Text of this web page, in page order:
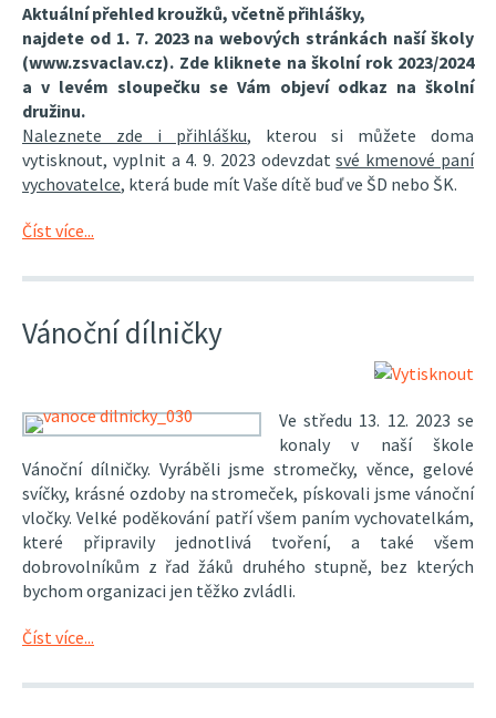
Aktuální přehled kroužků, včetně přihlášky,
najdete od 1. 7. 2023 na webových stránkách naší školy
(www.zsvaclav.cz). Zde kliknete na školní rok 2023/2024
a v levém sloupečku se Vám objeví odkaz na školní
družinu.
Naleznete zde i přihlášku, kterou si můžete doma
vytisknout, vyplnit a 4. 9. 2023 odevzdatsvé kmenové paní
vychovatelce, která bude mít Vaše dítě buď ve ŠD nebo ŠK.
Číst více...
Vánoční dílničky
Ve středu 13. 12. 2023 se
konaly v naší škole
Vánoční dílničky. Vyráběli jsme stromečky, věnce, gelové
svíčky, krásné ozdoby na stromeček, pískovali jsme vánoční
vločky. Velké poděkování patří všem paním vychovatelkám,
které připravily jednotlivá tvoření, a také všem
dobrovolníkům z řad žáků druhého stupně, bez kterých
bychom organizaci jen těžko zvládli.
Číst více...